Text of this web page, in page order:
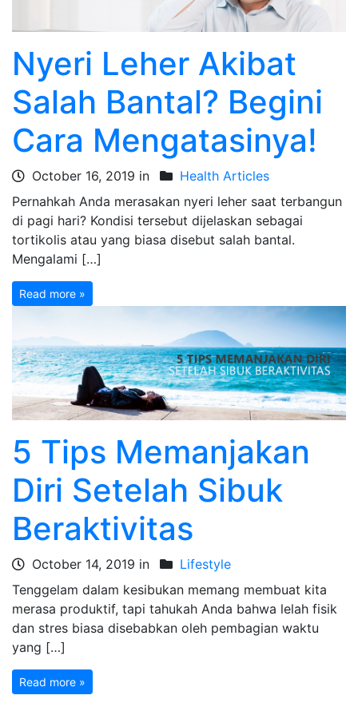
Nyeri Leher Akibat
Salah Bantal? Begini
Cara Mengatasinya!
October 16, 2019 in
Health Articles
Pernahkah Anda merasakan nyeri leher saat terbangun
di pagi hari? Kondisi tersebut dijelaskan sebagai
tortikolis atau yang biasa disebut salah bantal.
Mengalami […]
Read more »
5 Tips Memanjakan
Diri Setelah Sibuk
Beraktivitas
October 14, 2019 in
Lifestyle
Tenggelam dalam kesibukan memang membuat kita
merasa produktif, tapi tahukah Anda bahwa lelah fisik
dan stres biasa disebabkan oleh pembagian waktu
yang […]
Read more »